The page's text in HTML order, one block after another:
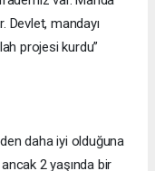
Devlet, mandayı
projesi kurdu”
daha iyi olduğuna
2 yaşında bir